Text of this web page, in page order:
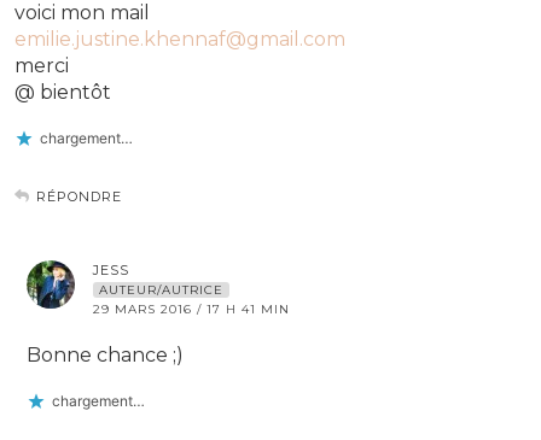
voici mon mail
emilie.justine.khennaf@gmail.com
merci
@ bientôt
chargement…
RÉPONDRE
JESS
AUTEUR/AUTRICE
29 MARS 2016 / 17 H 41 MIN
Bonne chance ;)
chargement…